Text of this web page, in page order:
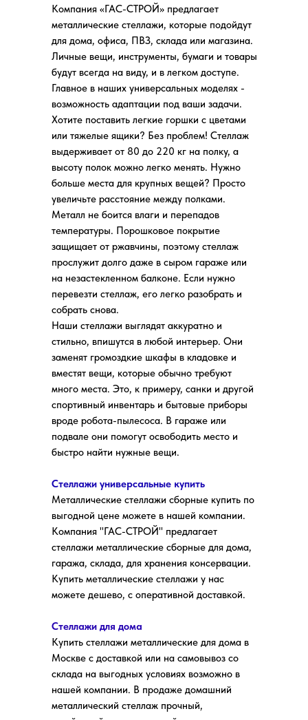
Компания «ГАС-СТРОЙ» предлагает
металлические стеллажи, которые подойдут
для дома, офиса, ПВЗ, склада или магазина.
Личные вещи, инструменты, бумаги и товары
будут всегда на виду, и в легком доступе.
Главное в наших универсальных моделях -
возможность адаптации под ваши задачи.
Хотите поставить легкие горшки с цветами
или тяжелые ящики? Без проблем! Стеллаж
выдерживает от 80 до 220 кг на полку, а
высоту полок можно легко менять. Нужно
больше места для крупных вещей? Просто
увеличьте расстояние между полками.
Металл не боится влаги и перепадов
температуры. Порошковое покрытие
защищает от ржавчины, поэтому стеллаж
прослужит долго даже в сыром гараже или
на незастекленном балконе. Если нужно
перевезти стеллаж, его легко разобрать и
собрать снова.
Наши стеллажи выглядят аккуратно и
стильно, впишутся в любой интерьер. Они
заменят громоздкие шкафы в кладовке и
вместят вещи, которые обычно требуют
много места. Это, к примеру, санки и другой
спортивный инвентарь и бытовые приборы
вроде робота-пылесоса. В гараже или
подвале они помогут освободить место и
быстро найти нужные вещи.
Стеллажи универсальные купить
Металлические стеллажи сборные купить по
выгодной цене можете в нашей компании.
Компания "ГАС-СТРОЙ" предлагает
стеллажи металлические сборные для дома,
гаража, склада, для хранения консервации.
Купить металлические стеллажи у нас
можете дешево, с оперативной доставкой.
Стеллажи для дома
Купить стеллажи металлические для дома в
Москве с доставкой или на самовывоз со
склада на выгодных условиях возможно в
нашей компании. В продаже домашний
металлический стеллаж прочный,